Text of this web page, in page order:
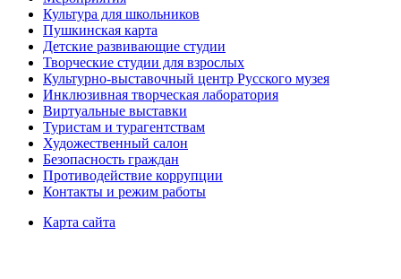
Культура для школьников
Пушкинская карта
Детские развивающие студии
Творческие студии для взрослых
Культурно-выставочный центр Русского музея
Инклюзивная творческая лаборатория
Виртуальные выставки
Туристам и турагентствам
Художественный салон
Безопасность граждан
Противодействие коррупции
Контакты и режим работы
Карта сайта